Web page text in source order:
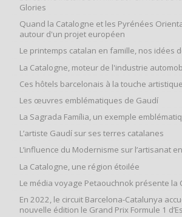
Glories
Quand la Catalogne et les Pyrénées
autour d'un projet européen
Le printemps catalan en famille, nos idées
La Catalogne, moteur de l'industrie
Ces hôtels barcelonais à la touche artistique
Les œuvres emblématiques de Gaudí
La Sagrada Família, un exemple
L’artiste Gaudí sur ses terres catalanes
L’influence du Modernisme sur l’artisanat
La Catalogne, une région étoilée
Le média voyage Petaouchnok présente la
En 2022, le circuit Barcelona-Catalunya
nouvelle édition le Grand Prix Formule 1